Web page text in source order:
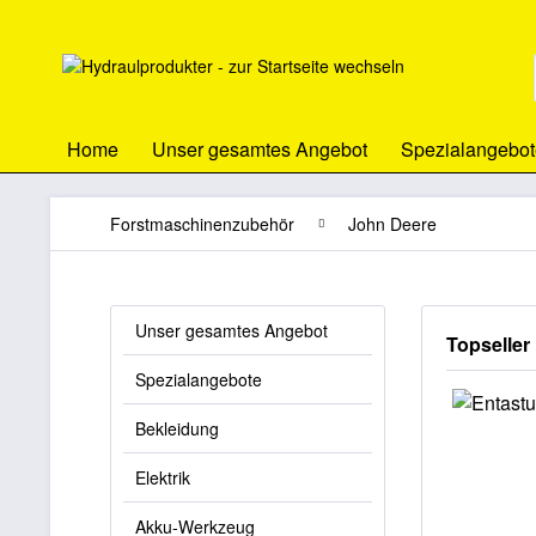
Home Unser gesamtes Angebot
Forstmaschinenzubehör John Deere
Unser gesamtes Angebot
Spezialangebote
Bekleidung
Elektrik
Akku-Werkzeug
Topseller